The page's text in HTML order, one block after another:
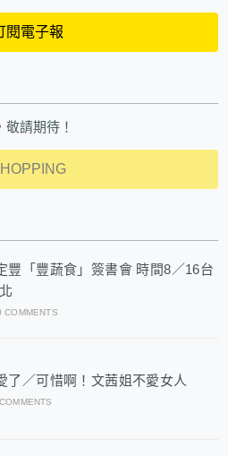
閱電子報
請期待！
豐「豐蔬食」簽書會 時間8／16台
COMMENTS
了／可惜啊！文茜姐不愛女人